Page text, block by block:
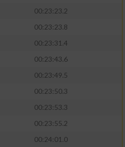
00:23:23.2
00:23:23.8
00:23:31.4
00:23:43.6
00:23:49.5
00:23:50.3
00:23:53.3
00:23:55.2
00:24:01.0